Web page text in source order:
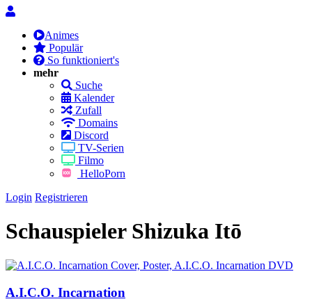
Animes
Populär
So funktioniert's
mehr
Suche
Kalender
Zufall
Domains
Discord
TV-Serien
Filmo
HelloPorn
Login Registrieren
Schauspieler Shizuka Itō
A.I.C.O. Incarnation